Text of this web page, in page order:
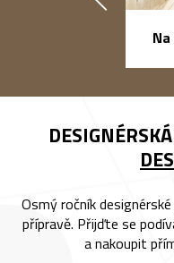
Osmý ročník
přípravě. Přijďte se
a nakoupit